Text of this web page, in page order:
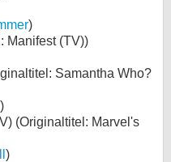
)
Manifest (TV))
Samantha Who?
(Originaltitel: Marvel's
)